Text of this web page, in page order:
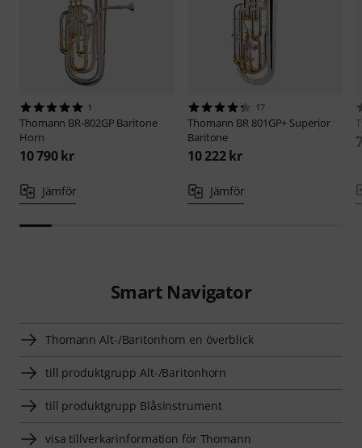
1
Thomann BR-802GP Baritone
Horn
10 790 kr
Jämför
17
Thomann BR 801GP+ Superior
Baritone
10 222 kr
Jämför
Smart Navigator
Thomann Alt-/Baritonhorn en överblick
till produktgrupp Alt-/Baritonhorn
till produktgrupp Blåsinstrument
visa tillverkarinformation för Thomann